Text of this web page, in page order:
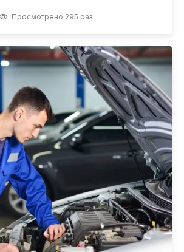
Просмотрено 295 раз